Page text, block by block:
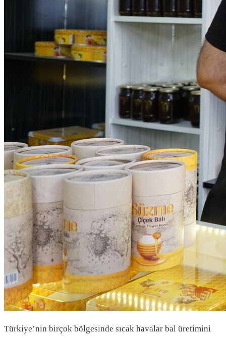
Türkiye’nin birçok bölgesinde sıcak havalar bal üretimini